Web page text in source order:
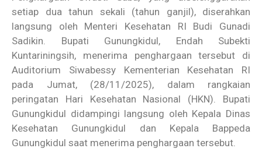
setiap dua tahun sekali (tahun ganjil), diserahkan
langsung oleh Menteri Kesehatan RI Budi Gunadi
Sadikin. Bupati Gunungkidul, Endah Subekti
Kuntariningsih, menerima penghargaan tersebut di
Auditorium Siwabessy Kementerian Kesehatan RI
pada Jumat, (28/11/2025), dalam rangkaian
peringatan Hari Kesehatan Nasional (HKN). Bupati
Gunungkidul didampingi langsung oleh Kepala Dinas
Kesehatan Gunungkidul dan Kepala Bappeda
Gunungkidul saat menerima penghargaan tersebut.